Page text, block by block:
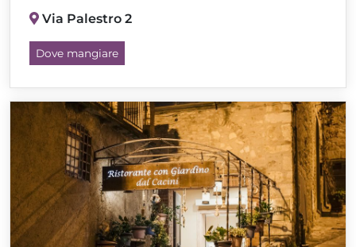
Via Palestro 2
Dove mangiare